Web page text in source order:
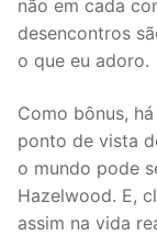
não em cada
desencontros
o que eu adoro.
Como bônus,
ponto de vista
o mundo pode
Hazelwood. E,
assim na vida